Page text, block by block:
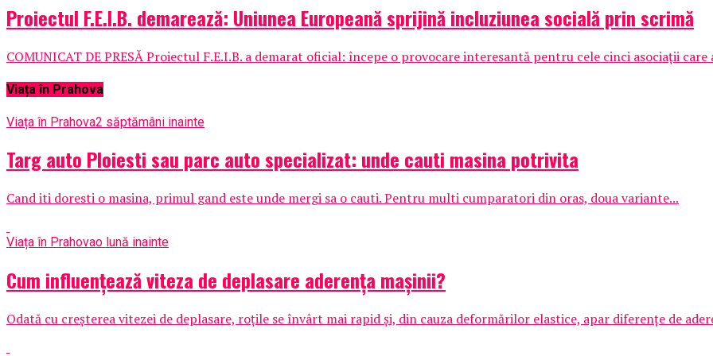
Proiectul F.E.I.B. demarează: Uniunea Europeană sprijină incluziunea socială prin scrimă
COMUNICAT DE PRESĂ Proiectul F.E.I.B. a demarat oficial: începe o provocare interesantă pentru cele cinci asociații care
Viața în Prahova
Viața în Prahova2 săptămâni inainte
Targ auto Ploiesti sau parc auto specializat: unde cauti masina potrivita
Cand iti doresti o masina, primul gand este unde mergi sa o cauti. Pentru multi cumparatori din oras, doua variante...
Viața în Prahovao lună inainte
Cum influențează viteza de deplasare aderența mașinii?
Odată cu creșterea vitezei de deplasare, roțile se învârt mai rapid și, din cauza deformărilor elastice, apar diferențe de